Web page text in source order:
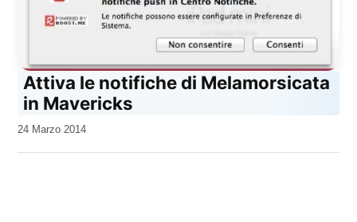
Attiva le notifiche di Melamorsicata
in Mavericks
da
24 Marzo 2014